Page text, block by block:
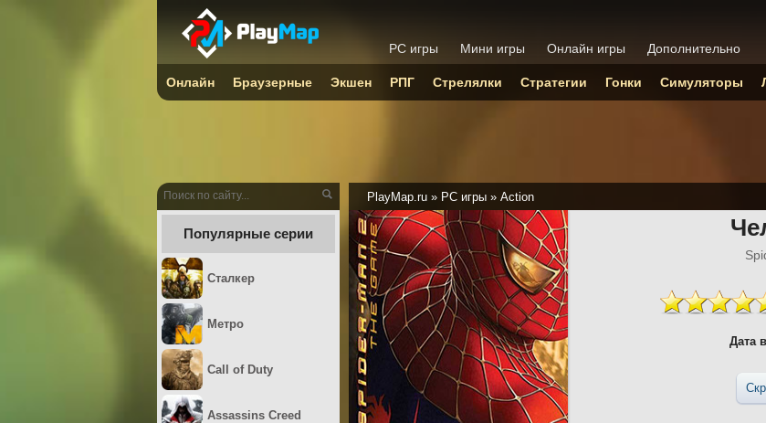
PlayMap.ru » PC игры » Action
Дата
Популярные серии
Сталкер
Метро
Call of Duty
Assassins Creed
PC игры Мини игры Онлайн игры Дополнительно
Онлайн Браузерные Экшен РПГ Стрелялки Стратегии Гонки Симуляторы